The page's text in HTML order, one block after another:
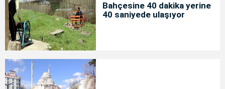
Bahçesine 40 dakika yerine
40 saniyede ulaşıyor